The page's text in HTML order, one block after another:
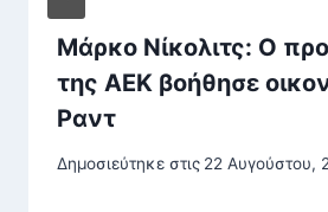
Μάρκο Νίκολιτς: Ο
της ΑΕΚ βοήθησε
Ραντ
Δημοσιεύτηκε στις 22 Αυγούστου,